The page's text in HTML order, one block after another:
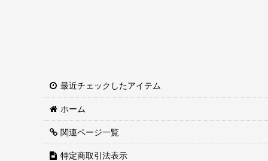
ふみさん限定グッズ
みおりんイベント参加券
コーチャンフォー限定サイン入り商品
最近チェックしたアイテム
ホーム
関連ページ一覧
特定商取引法表示